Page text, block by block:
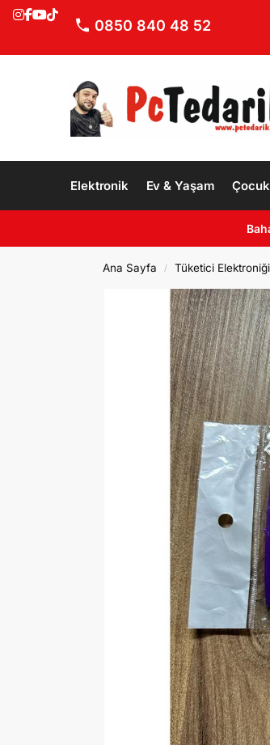
0850 840 48 52
Elektronik Ev & Yaşam
Ana Sayfa / Tüketici Elektroniği